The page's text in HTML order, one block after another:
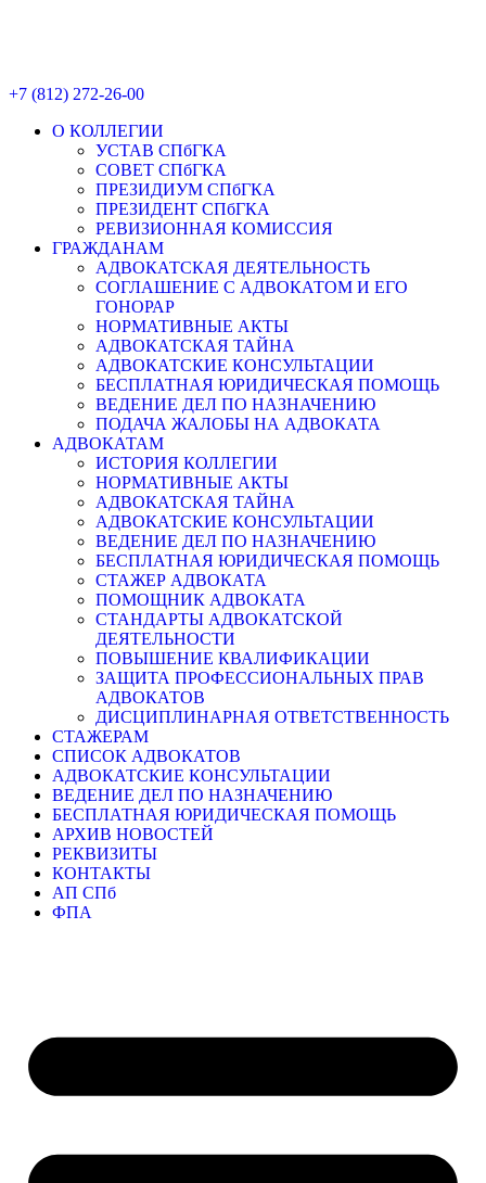
+7 (812) 272-26-00
О КОЛЛЕГИИ
УСТАВ СПбГКА
СОВЕТ СПбГКА
ПРЕЗИДИУМ СПбГКА
ПРЕЗИДЕНТ СПбГКА
РЕВИЗИОННАЯ КОМИССИЯ
ГРАЖДАНАМ
АДВОКАТСКАЯ ДЕЯТЕЛЬНОСТЬ
СОГЛАШЕНИЕ С АДВОКАТОМ И ЕГО
ГОНОРАР
НОРМАТИВНЫЕ АКТЫ
АДВОКАТСКАЯ ТАЙНА
АДВОКАТСКИЕ КОНСУЛЬТАЦИИ
БЕСПЛАТНАЯ ЮРИДИЧЕСКАЯ ПОМОЩЬ
ВЕДЕНИЕ ДЕЛ ПО НАЗНАЧЕНИЮ
ПОДАЧА ЖАЛОБЫ НА АДВОКАТА
АДВОКАТАМ
ИСТОРИЯ КОЛЛЕГИИ
НОРМАТИВНЫЕ АКТЫ
АДВОКАТСКАЯ ТАЙНА
АДВОКАТСКИЕ КОНСУЛЬТАЦИИ
ВЕДЕНИЕ ДЕЛ ПО НАЗНАЧЕНИЮ
БЕСПЛАТНАЯ ЮРИДИЧЕСКАЯ ПОМОЩЬ
СТАЖЕР АДВОКАТА
ПОМОЩНИК АДВОКАТА
СТАНДАРТЫ АДВОКАТСКОЙ
ДЕЯТЕЛЬНОСТИ
ПОВЫШЕНИЕ КВАЛИФИКАЦИИ
ЗАЩИТА ПРОФЕССИОНАЛЬНЫХ ПРАВ
АДВОКАТОВ
ДИСЦИПЛИНАРНАЯ ОТВЕТСТВЕННОСТЬ
СТАЖЕРАМ
СПИСОК АДВОКАТОВ
АДВОКАТСКИЕ КОНСУЛЬТАЦИИ
ВЕДЕНИЕ ДЕЛ ПО НАЗНАЧЕНИЮ
БЕСПЛАТНАЯ ЮРИДИЧЕСКАЯ ПОМОЩЬ
АРХИВ НОВОСТЕЙ
РЕКВИЗИТЫ
КОНТАКТЫ
АП СПб
ФПА